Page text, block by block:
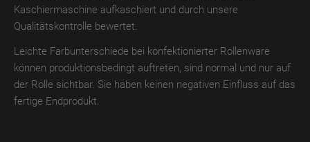
TroPROTECT
GLOSS
THERMO
TroTEMPTATION-
Kaschiermaschine aufkaschiert und durch unsere
Qualitätskontrolle bewertet.
Leichte Farbunterschiede bei konfektionierter Rollenware
können produktionsbedingt auftreten, sind normal und nur auf
der Rolle sichtbar. Sie haben keinen negativen Einfluss auf das
fertige Endprodukt.